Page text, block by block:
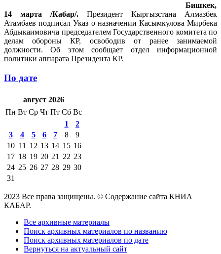
Бишкек,
14 марта /Кабар/. Президент Кыргызстана Алмазбек
Атамбаев подписал Указ о назначении Касымкулова Мирбека
Абдыкаимовича председателем Государственного комитета по
делам обороны КР, освободив от ранее занимаемой
должности. Об этом сообщает отдел информационной
политики аппарата Президента КР.
По дате
август 2026
Пн Вт Ср Чт Пт Сб Вс
1
2
3
4 5 6 7 8
9
10 11 12 13 14 15 16
17 18 19 20 21 22 23
24 25 26 27 28 29 30
31
2023 Все права защищены. © Содержание сайта КНИА
КАБАР.
Все архивные материалы
Поиск архивных материалов по названию
Поиск архивных материалов по дате
Вернуться на актуальный сайт